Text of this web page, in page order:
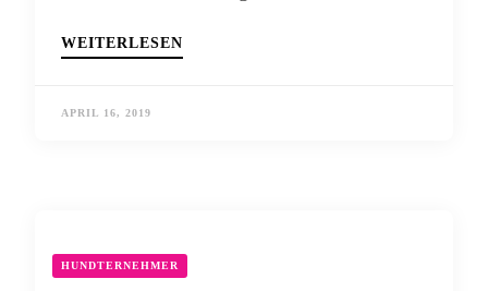
WEITERLESEN
APRIL 16, 2019
HUNDTERNEHMER